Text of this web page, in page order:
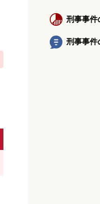
刑事事件
刑事事件